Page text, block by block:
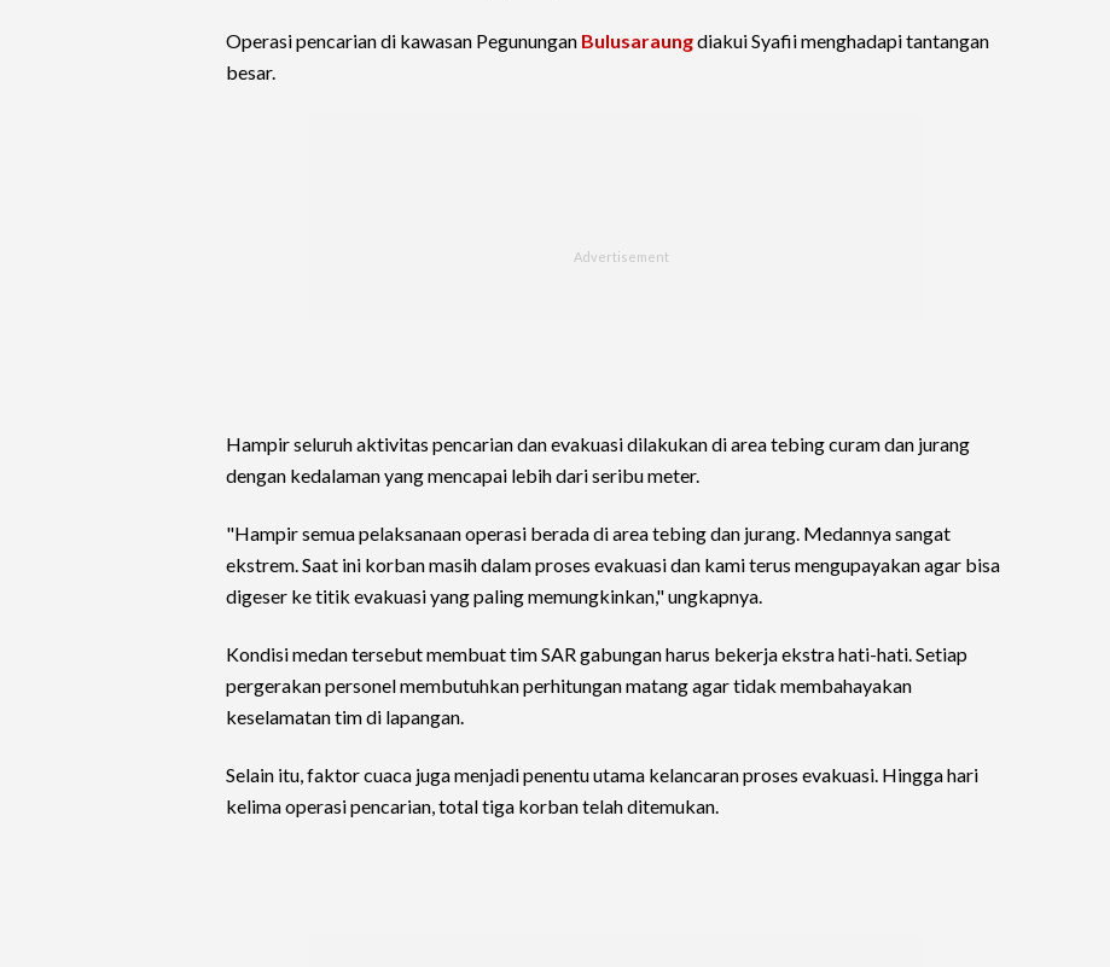
Operasi pencarian di kawasan Pegunungan Bulusaraungdiakui Syafii menghadapi tantangan
besar.
Hampir seluruh aktivitas pencarian dan evakuasi dilakukan di area tebing curam dan jurang
dengan kedalaman yang mencapai lebih dari seribu meter.
"Hampir semua pelaksanaan operasi berada di area tebing dan jurang. Medannya sangat
ekstrem. Saat ini korban masih dalam proses evakuasi dan kami terus mengupayakan agar bisa
digeser ke titik evakuasi yang paling memungkinkan," ungkapnya.
Kondisi medan tersebut membuat tim SAR gabungan harus bekerja ekstra hati-hati. Setiap
pergerakan personel membutuhkan perhitungan matang agar tidak membahayakan
keselamatan tim di lapangan.
Selain itu, faktor cuaca juga menjadi penentu utama kelancaran proses evakuasi. Hingga hari
kelima operasi pencarian, total tiga korban telah ditemukan.